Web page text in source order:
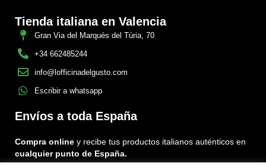
Tienda italiana en Valencia
Gran Via del Marqués del Túria, 70
+34 662485244
info@lofficinadelgusto.com
Escribir a whatsapp
Envíos a toda España
Compra online y recibe tus productos italianos auténticos en
cualquier punto de España.